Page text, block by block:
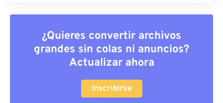
¿Quieres convertir archivos
grandes sin colas ni anuncios?
Actualizar ahora
Inscribirse